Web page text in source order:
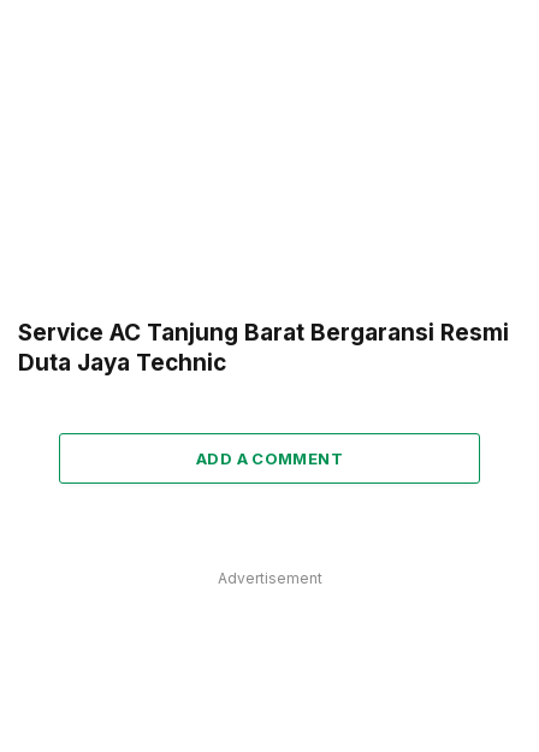
Service AC Tanjung Barat Bergaransi Resmi
Duta Jaya Technic
ADD A COMMENT
Advertisement